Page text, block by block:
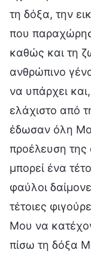
τη δόξα, την
που
καθώς και τη
ανθρώπινο
να υπάρχει
ελάχιστο από
έδωσαν όλη
προέλευση
μπορεί ένα
φαύλοι
τέτοιες
Μου να
πίσω τη δόξα